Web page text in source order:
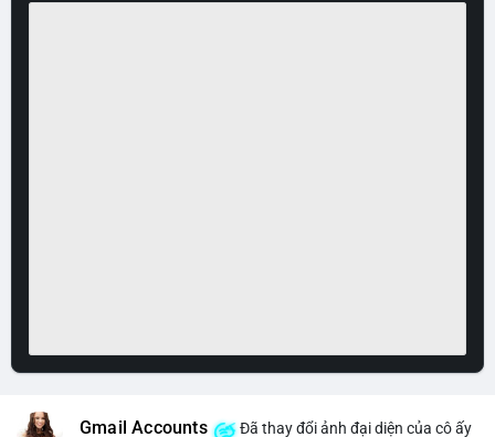
Gmail Accounts Đã thay đổi ảnh đại diện của cô ấy